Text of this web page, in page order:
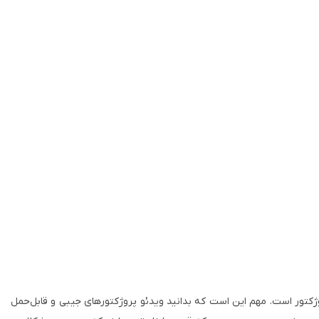
برای انتخاب ویدئو پروژکتور است. مهم این است که بدانید ویدئو پروژکتورهای جیبی و قابل‌حمل